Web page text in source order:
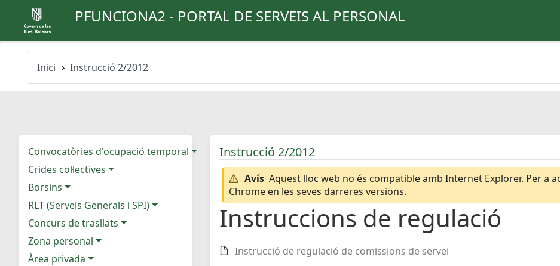
PFUNCIONA2 - PORTAL DE SERVEIS AL PERSONAL
Inici Instrucció 2/2012
Convocatòries d'ocupació temporal
Crides col·lectives
Borsins
RLT (Serveis Generals i SPI)
Concurs de trasllats
Zona personal
Àrea privada
Instrucció 2/2012
Avís Aquest lloc web no és compatible amb Internet Explorer. Per a
Chrome en les seves darreres versions.
Instruccions de regulació
Instrucció de regulació de comissions de servei